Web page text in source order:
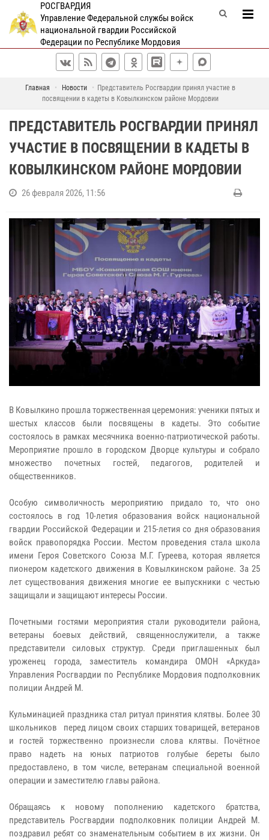
РОСГВАРДИЯ
Управление Федеральной службы войск
национальной гвардии Российской
Федерации по Республике Мордовия
Главная Новости
Представитель Росгвардии принял участие в
посвящении в кадеты в Ковылкинском районе Мордовии
ПРЕДСТАВИТЕЛЬ РОСГВАРДИИ ПРИНЯЛ
УЧАСТИЕ В ПОСВЯЩЕНИИ В КАДЕТЫ В
КОВЫЛКИНСКОМ РАЙОНЕ МОРДОВИИ
26 февраля 2026, 11:56
В Ковылкино прошла торжественная церемония: ученики пятых и
шестых классов были посвящены в кадеты. Это событие
состоялось в рамках месячника военно-патриотической работы.
Мероприятие прошло в городском Дворце культуры и собрало
множество почетных гостей, педагогов, родителей и
общественников.
Особую символичность мероприятию придало то, что оно
состоялось в год 10-летия образования войск национальной
гвардии Российской Федерации и 215-летия со дня образования
войск правопорядка России. Местом проведения стала школа
имени Героя Советского Союза М.Г. Гуреева, которая является
пионером кадетского движения в Ковылкинском районе. За 25
лет существования движения многие ее выпускники с честью
защищали и защищают интересы России.
Почетными гостями мероприятия стали руководители района,
ветераны боевых действий, священнослужители, а также
представители силовых структур. Среди приглашенных был
уроженец города, заместитель командира ОМОН «Аркуда»
Управления Росгвардии по Республике Мордовия подполковник
полиции Андрей М.
Кульминацией праздника стал ритуал принятия клятвы. Более 30
школьников перед лицом своих старших товарищей, ветеранов
и гостей торжественно произнесли слова клятвы. Почётное
право надеть на юных патриотов голубые береты было
предоставлено, в том числе, ветеранам специальной военной
операции и заместителю главы района.
Обращаясь к новому пополнению кадетского братства,
представитель Росгвардии подполковник полиции Андрей М.
поздравил ребят со знаменательным событием в их жизни. Он